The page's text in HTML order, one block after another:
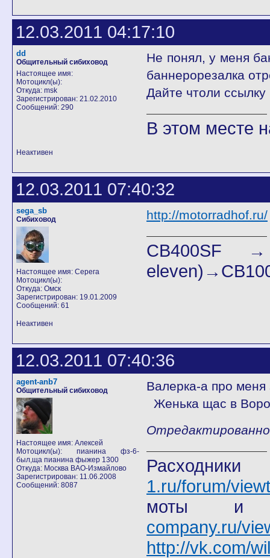
12.03.2011 04:17:10
dd
Общительный сибиховод
Настоящее имя:
Мотоцикл(ы):
Откуда: msk
Зарегистрирован: 21.02.2010
Сообщений: 290
Не понял, у меня
баннерорезалка
Дайте чтоли
В этом месте
Неактивен
12.03.2011 07:40:32
sega_sb
Сибиховод
Настоящее имя: Серега
Мотоцикл(ы):
Откуда: Омск
Зарегистрирован: 19.01.2009
Сообщений: 61
http://motorradhof.ru/
CB400SF
Неактивен
12.03.2011 07:40:36
agent-anb7
Общительный сибиховод
Настоящее имя: Алексей
Мотоцикл(ы): пианина фз-6-
был,ща пианина фыжер 1300
Откуда: Москва ВАО-Измайлово
Зарегистрирован: 11.06.2008
Сообщений: 8087
Валерка-а про меня
Женька щас в
Отредактированно
1.ru/forum/
company.ru/
http://vk.com/